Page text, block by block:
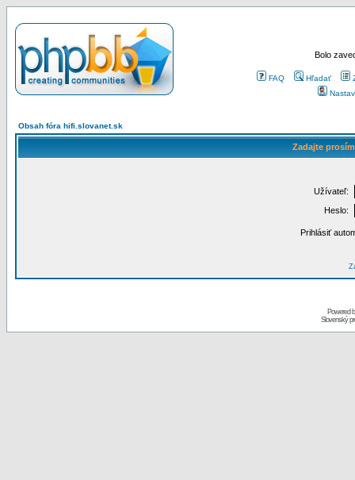
Bolo
FAQ Hľadať
Obsah fóra hifi.slovanet.sk
Zadajte
Užívateľ:
Heslo:
Prihlásiť
Powered
Slovenský